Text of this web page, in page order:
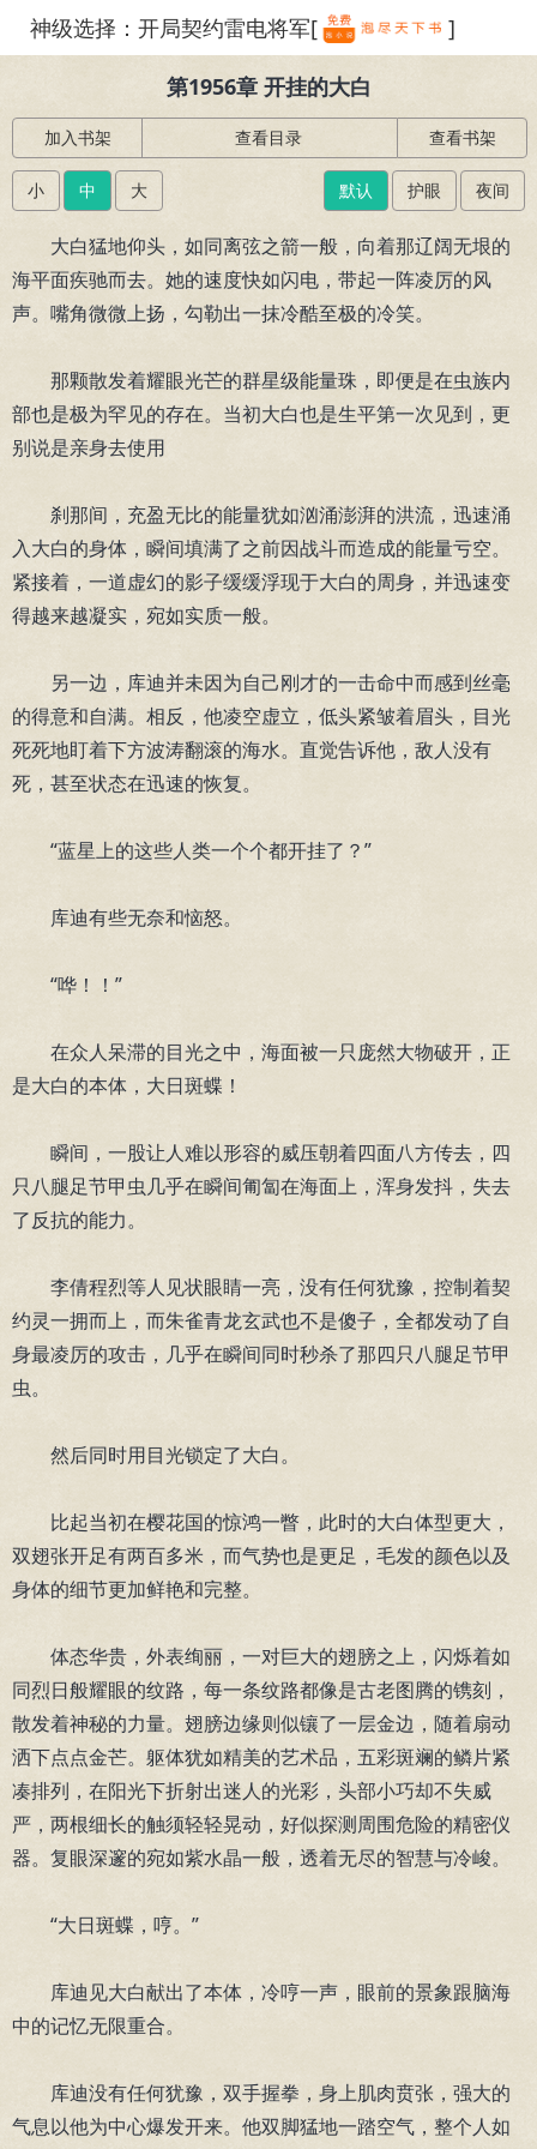
神级选择：开局契约雷电将军[ ]
第1956章 开挂的大白
加入书架 查看目录 查看书架
小 中 大 默认 护眼 夜间
大白猛地仰头，如同离弦之箭一般，向着那辽阔无垠的
海平面疾驰而去。她的速度快如闪电，带起一阵凌厉的风
声。嘴角微微上扬，勾勒出一抹冷酷至极的冷笑。
那颗散发着耀眼光芒的群星级能量珠，即便是在虫族内
部也是极为罕见的存在。当初大白也是生平第一次见到，更
别说是亲身去使用
刹那间，充盈无比的能量犹如汹涌澎湃的洪流，迅速涌
入大白的身体，瞬间填满了之前因战斗而造成的能量亏空。
紧接着，一道虚幻的影子缓缓浮现于大白的周身，并迅速变
得越来越凝实，宛如实质一般。
另一边，库迪并未因为自己刚才的一击命中而感到丝毫
的得意和自满。相反，他凌空虚立，低头紧皱着眉头，目光
死死地盯着下方波涛翻滚的海水。直觉告诉他，敌人没有
死，甚至状态在迅速的恢复。
“蓝星上的这些人类一个个都开挂了？”
库迪有些无奈和恼怒。
“哗！！”
在众人呆滞的目光之中，海面被一只庞然大物破开，正
是大白的本体，大日斑蝶！
瞬间，一股让人难以形容的威压朝着四面八方传去，四
只八腿足节甲虫几乎在瞬间匍匐在海面上，浑身发抖，失去
了反抗的能力。
李倩程烈等人见状眼睛一亮，没有任何犹豫，控制着契
约灵一拥而上，而朱雀青龙玄武也不是傻子，全都发动了自
身最凌厉的攻击，几乎在瞬间同时秒杀了那四只八腿足节甲
虫。
然后同时用目光锁定了大白。
比起当初在樱花国的惊鸿一瞥，此时的大白体型更大，
双翅张开足有两百多米，而气势也是更足，毛发的颜色以及
身体的细节更加鲜艳和完整。
体态华贵，外表绚丽，一对巨大的翅膀之上，闪烁着如
同烈日般耀眼的纹路，每一条纹路都像是古老图腾的镌刻，
散发着神秘的力量。翅膀边缘则似镶了一层金边，随着扇动
洒下点点金芒。躯体犹如精美的艺术品，五彩斑斓的鳞片紧
凑排列，在阳光下折射出迷人的光彩，头部小巧却不失威
严，两根细长的触须轻轻晃动，好似探测周围危险的精密仪
器。复眼深邃的宛如紫水晶一般，透着无尽的智慧与冷峻。
“大日斑蝶，哼。”
库迪见大白献出了本体，冷哼一声，眼前的景象跟脑海
中的记忆无限重合。
库迪没有任何犹豫，双手握拳，身上肌肉贲张，强大的
气息以他为中心爆发开来。他双脚猛地一踏空气，整个人如